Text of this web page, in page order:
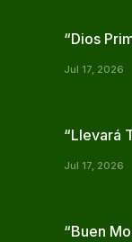
“Dios
Jul 17, 2026
“Llevará
Jul 17, 2026
“Buen